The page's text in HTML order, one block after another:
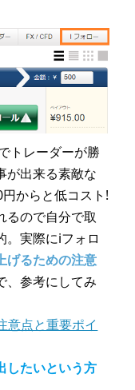
トレーダーが勝
が出来る素敵な
からと低コスト!
るので自分で取
。実際にiフォロ
げるための注意
、参考にしてみ
意点と重要ポイ
したいという方